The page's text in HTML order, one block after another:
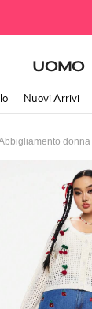
UOMO
Nuovi Arrivi
donna